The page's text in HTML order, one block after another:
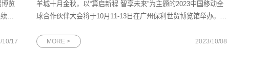
博览
五
科
10/17
羊城十月金秋，以“算启新程 智享未来”为主题的2023中国移动全
球合作伙伴大会将于10月11-13日在广州保利世贸博览馆举办。自
了磅礴创新力量，加速了信息产业的演进升级，本届大会中国移
MORE > 2023/10/08